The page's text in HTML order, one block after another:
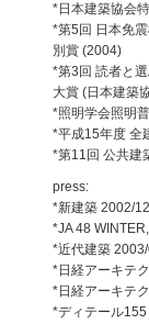
*日本建築協会
*第5回 日本免
別賞 (2004)
*第3回 読者と
大賞 (日本建築
*照明学会照明
*平成15年度 全
*第11回 公共建
press:
*新建築 2002/12
*JA 48
*近代建築
*日経アーキテ
*日経アーキテ
*ディテール